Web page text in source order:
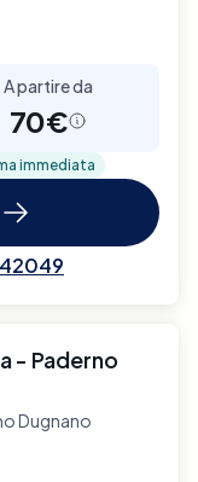
A partire da
70€
immediata
- Paderno
Dugnano